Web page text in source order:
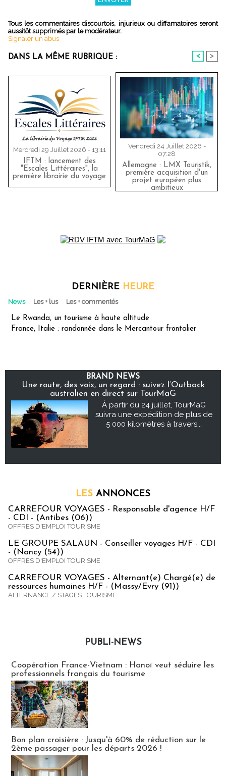
Tous les commentaires discourtois, injurieux ou diffamatoires seront
aussitôt supprimés par le modérateur.
Signaler un abus
DANS LA MÊME RUBRIQUE : < >
Mercredi 29 Juillet 2026 - 13:11
IFTM : lancement des
"Escales Littéraires", la
première librairie du voyage
Vendredi 24 Juillet 2026 -
07:28
Allemagne : LMX Touristik,
première acquisition d'un
projet européen plus
ambitieux
DERNIÈRE HEURE
News Les + lus Les + commentés
Le Rwanda, un tourisme à haute altitude
France, Italie : randonnée dans le Mercantour frontalier
BRAND NEWS
Une route, des voix, un regard : suivez l’Outback
australien en direct sur TourMaG
À partir du 24 juillet, TourMaG
suivra une expédition de plus de
5 000 kilomètres à travers...
LES ANNONCES
CARREFOUR VOYAGES - Responsable d'agence H/F
- CDI - (Antibes (06))
OFFRES D'EMPLOI TOURISME
LE GROUPE SALAUN - Conseiller voyages H/F - CDI
- (Nancy (54))
OFFRES D'EMPLOI TOURISME
CARREFOUR VOYAGES - Alternant(e) Chargé(e) de
ressources humaines H/F - (Massy/Evry (91))
ALTERNANCE / STAGES TOURISME
PUBLI-NEWS
Coopération France-Vietnam : Hanoï veut séduire les
professionnels français du tourisme
Bon plan croisière : Jusqu'à 60% de réduction sur le
2ème passager pour les départs 2026 !